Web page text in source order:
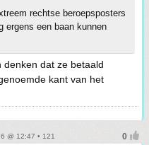
rechtse beroepsposters
ergens een baan kunnen
denken dat ze betaald
kant van het
@ 12:47 • 121